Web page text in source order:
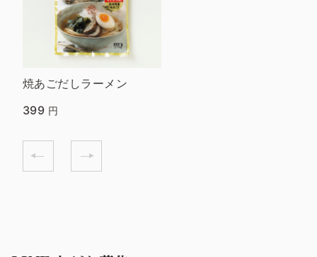
焼あごだしラーメン
399 円